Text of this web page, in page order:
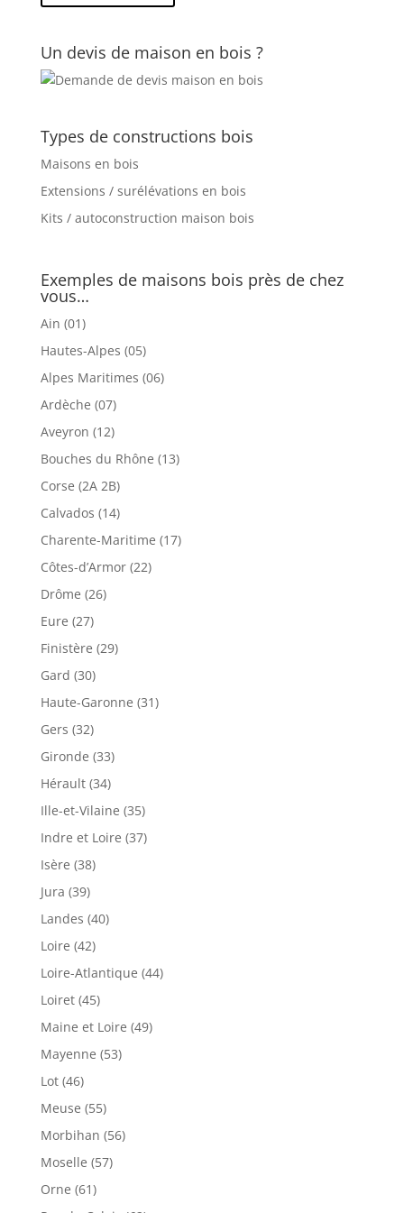
Un devis de maison en bois ?
Types de constructions bois
Maisons en bois
Extensions / surélévations en bois
Kits / autoconstruction maison bois
Exemples de maisons bois près de chez
vous…
Ain (01)
Hautes-Alpes (05)
Alpes Maritimes (06)
Ardèche (07)
Aveyron (12)
Bouches du Rhône (13)
Corse (2A 2B)
Calvados (14)
Charente-Maritime (17)
Côtes-d’Armor (22)
Drôme (26)
Eure (27)
Finistère (29)
Gard (30)
Haute-Garonne (31)
Gers (32)
Gironde (33)
Hérault (34)
Ille-et-Vilaine (35)
Indre et Loire (37)
Isère (38)
Jura (39)
Landes (40)
Loire (42)
Loire-Atlantique (44)
Loiret (45)
Maine et Loire (49)
Mayenne (53)
Lot (46)
Meuse (55)
Morbihan (56)
Moselle (57)
Orne (61)